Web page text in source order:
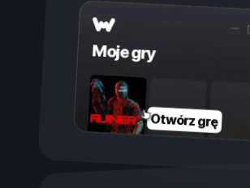
Moje gry
Otwórz grę